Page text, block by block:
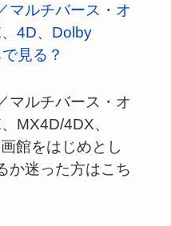
マルチバース・オ
4D、Dolby
見る？
マルチバース・オ
MX4D/4DX、
館をはじめとし
か迷った方はこち